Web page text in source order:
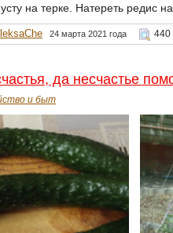
на терке. Натереть редис
24 марта 2021 года 440
да несчастье
и быт